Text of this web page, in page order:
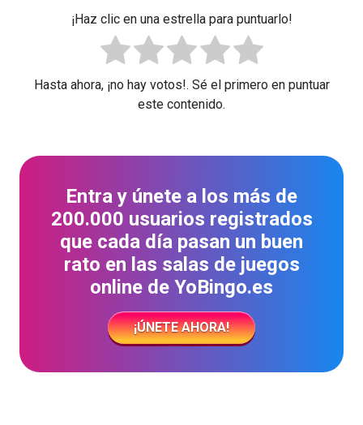
¡Haz clic en una estrella para puntuarlo!
Hasta ahora, ¡no hay votos!. Sé el primero en puntuar
este contenido.
Entra y únete a los más de
200.000 usuarios registrados
que cada día pasan un buen
rato en las salas de juegos
online de YoBingo.es
¡ÚNETE AHORA!